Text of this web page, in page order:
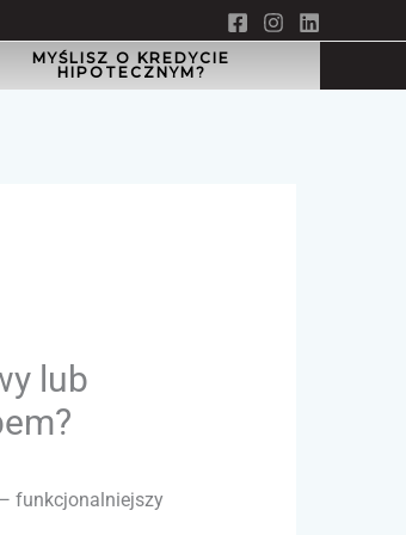
MYŚLISZ O KREDYCIE
HIPOTECZNYM?
lub
funkcjonalniejszy